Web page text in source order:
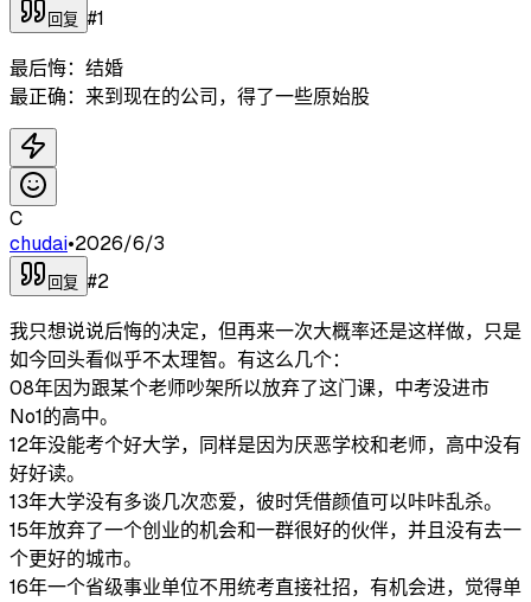
回复 #1
最后悔：结婚
最正确：来到现在的公司，得了一些原始股
C
chudai•2026/6/3
回复 #2
我只想说说后悔的决定，但再来一次大概率还是这样做，只是
如今回头看似乎不太理智。有这么几个：
08年因为跟某个老师吵架所以放弃了这门课，中考没进市
No1的高中。
12年没能考个好大学，同样是因为厌恶学校和老师，高中没有
好好读。
13年大学没有多谈几次恋爱，彼时凭借颜值可以咔咔乱杀。
15年放弃了一个创业的机会和一群很好的伙伴，并且没有去一
个更好的城市。
16年一个省级事业单位不用统考直接社招，有机会进，觉得单